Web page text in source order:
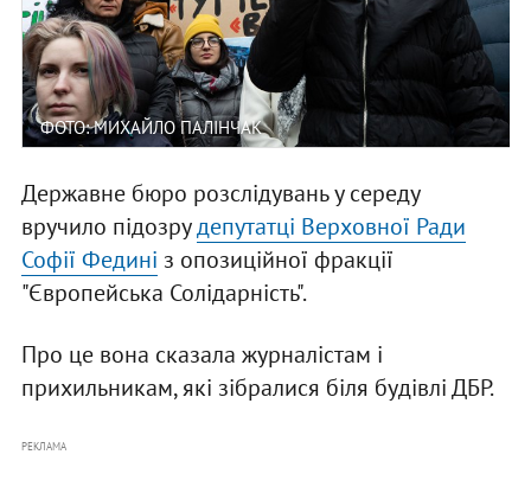
ФОТО: МИХАЙЛО ПАЛІНЧАК
Державне бюро розслідувань у середу
вручило підозрудепутатці Верховної Ради
Софії Федині з опозиційної фракції
"Європейська Солідарність".
Про це вона сказала журналістам і
прихильникам, які зібралися біля будівлі ДБР.
РЕКЛАМА